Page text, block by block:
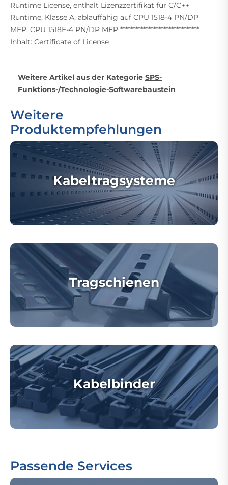
Runtime License, enthält Lizenzzertifikat für C/C++
Runtime, Klasse A, ablauffähig auf CPU 1518-4 PN/DP
MFP, CPU 1518F-4 PN/DP MFP *******************************
Inhalt: Certificate of License
Weitere Artikel aus der Kategorie SPS-
Funktions-/Technologie-Softwarebaustein
Weitere
Produktempfehlungen
Kabeltragsysteme
Tragschienen
Kabelbinder
Passende Services